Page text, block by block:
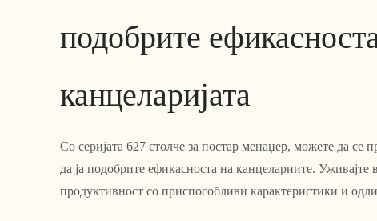
подобрите
канцеларијата
Со серијата 627 столче за постар менаџер, можете да се
да ја подобрите ефикасноста на канцелариите.
продуктивност со приспособливи карактеристики и